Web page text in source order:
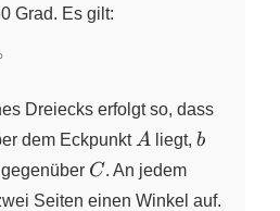
Grad. Es gilt:
Dreiecks erfolgt so, dass
dem Eckpunkt A
A liegt, b
b
C
C. An jedem
Seiten einen Winkel auf.